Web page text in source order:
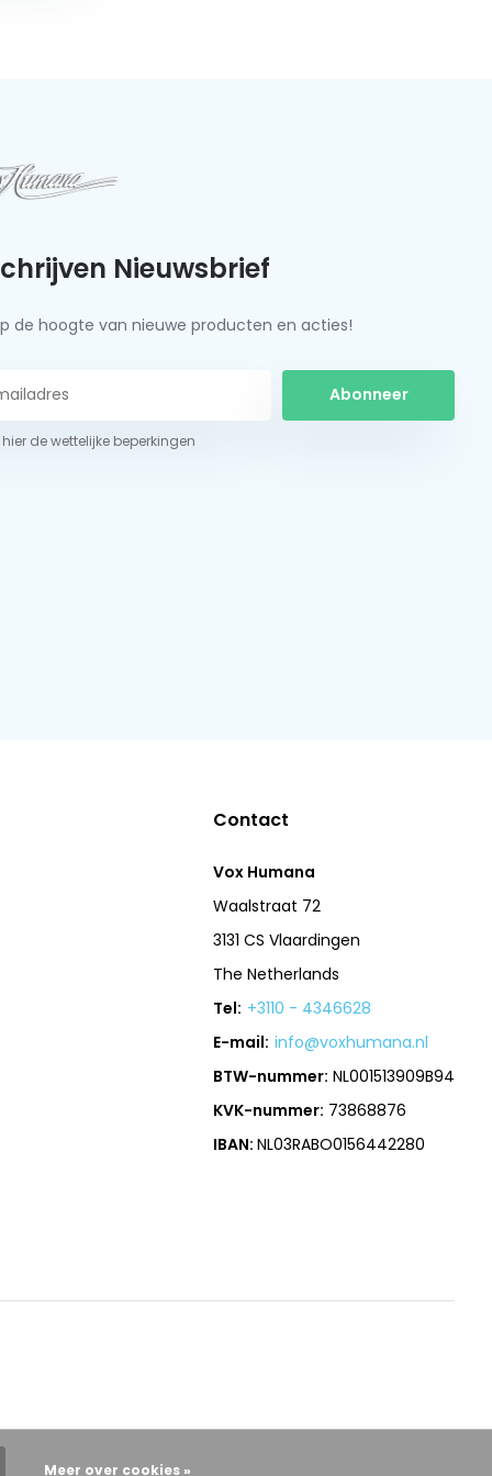
Nieuwsbrief
de hoogte van nieuwe producten en acties!
Abonneer
hier de wettelijke beperkingen
Contact
Vox Humana
Waalstraat 72
3131 CS Vlaardingen
The Netherlands
Tel: +3110 - 4346628
E-mail: info@voxhumana.nl
BTW-nummer: NL001513909B94
KVK-nummer: 73868876
IBAN:NL03RABO0156442280
Meer over cookies »